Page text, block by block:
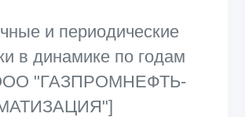
и периодические
в динамике по годам
"ГАЗПРОМНЕФТЬ-